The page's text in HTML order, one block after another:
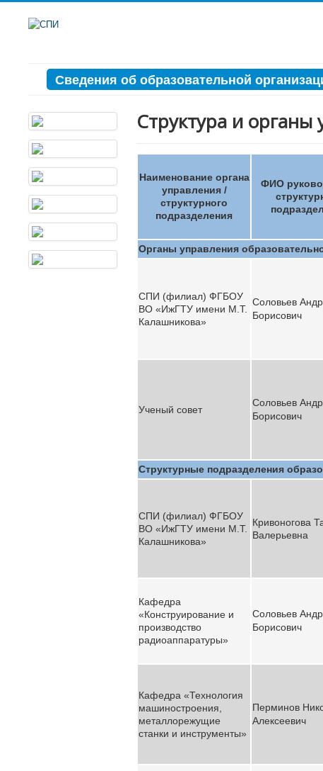
Сведения об образовательной
Структура и органы
Наименование органа
управления /
структурного
подразделения
ФИО
Органы управления
СПИ (филиал) ФГБОУ
ВО «ИжГТУ имени М.Т.
Калашникова»
Соловьев
Борисович
Ученый совет
Соловьев
Борисович
Структурные подразделения
СПИ (филиал) ФГБОУ
ВО «ИжГТУ имени М.Т.
Калашникова»
Кривоногова
Валерьевна
Кафедра
«Конструирование и
производство
радиоаппаратуры»
Соловьев
Борисович
Кафедра «Технология
машиностроения,
металлорежущие
станки и инструменты»
Перминов
Алексеевич